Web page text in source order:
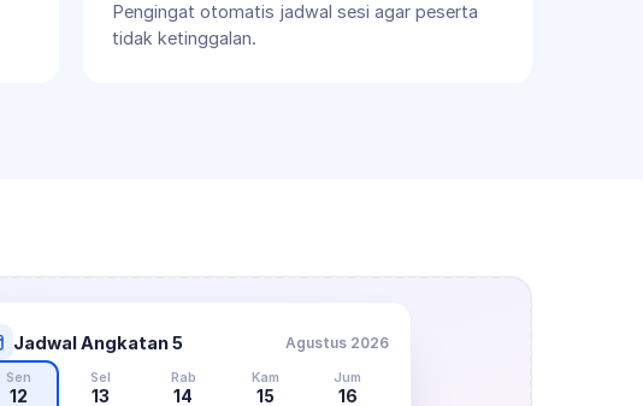
Pengingat otomatis jadwal sesi agar peserta
tidak ketinggalan.
Jadwal Angkatan 5 Agustus 2026
Sen
12
Sel
13
Rab
14
Kam
15
Jum
16